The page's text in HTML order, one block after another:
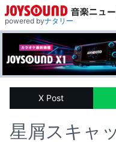
powered byナタリー
X Post
星屑スキャ